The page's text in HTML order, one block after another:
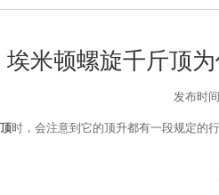
埃米顿螺旋千斤顶
发布时
时，会注意到它的顶升都有一段规定的